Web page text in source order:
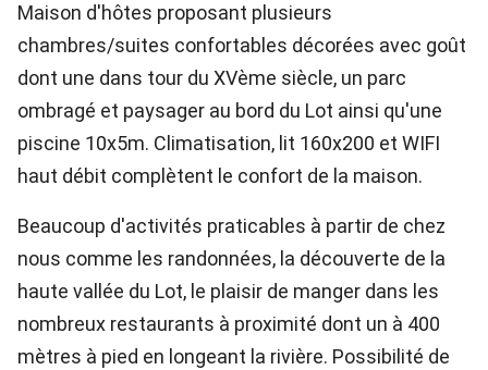
Maison d'hôtes proposant plusieurs
chambres/suites confortables décorées avec goût
dont une dans tour du XVème siècle, un parc
ombragé et paysager au bord du Lot ainsi qu'une
piscine 10x5m. Climatisation, lit 160x200 et WIFI
haut débit complètent le confort de la maison.
Beaucoup d'activités praticables à partir de chez
nous comme les randonnées, la découverte de la
haute vallée du Lot, le plaisir de manger dans les
nombreux restaurants à proximité dont un à 400
mètres à pied en longeant la rivière. Possibilité de